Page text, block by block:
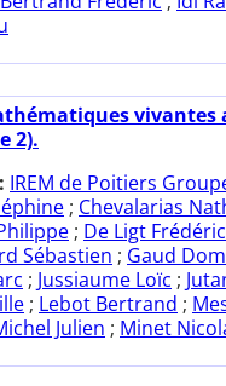
vivantes
2).
IREM de Poitiers
; Chevalarias
; De Ligt Frédéric
Sébastien ; Gaud
; Jussiaume Loïc ;
; Lebot Bertrand ;
Julien ; Minet